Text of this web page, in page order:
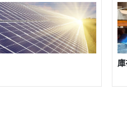
示器在國防應用中發揮的關鍵作
們的投射電容式機架安裝防禦顯
固耐用的解決方案。
工業嚴格要求的堅固耐用的工業
庫存管